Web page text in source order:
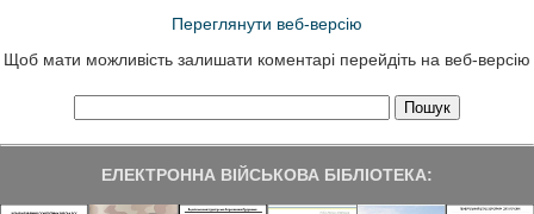
Переглянути веб-версію
Щоб мати можливість залишати коментарі перейдіть на веб-версію
ЕЛЕКТРОННА ВІЙСЬКОВА БІБЛІОТЕКА: